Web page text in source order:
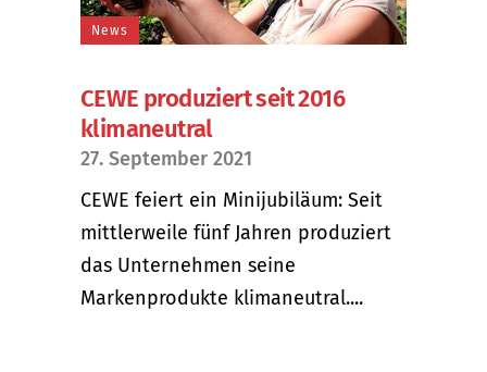
News
CEWE produziert seit 2016
klimaneutral
27. September 2021
CEWE feiert ein Minijubiläum: Seit
mittlerweile fünf Jahren produziert
das Unternehmen seine
Markenprodukte klimaneutral....